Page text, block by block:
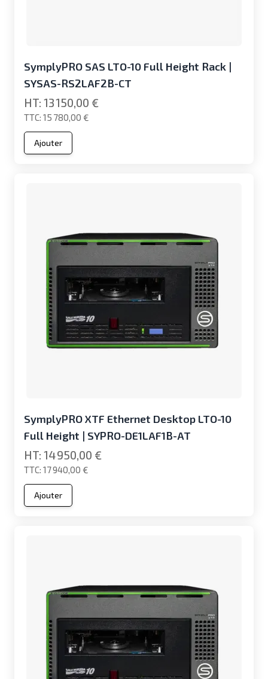
SymplyPRO SAS LTO-10 Full Height Rack |
SYSAS-RS2LAF2B-CT
15 780,00 €
13 150,00 €
Ajouter
SymplyPRO XTF Ethernet Desktop LTO-10
Full Height | SYPRO-DE1LAF1B-AT
17 940,00 €
14 950,00 €
Ajouter